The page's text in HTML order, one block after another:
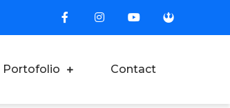
Portofolio Contact